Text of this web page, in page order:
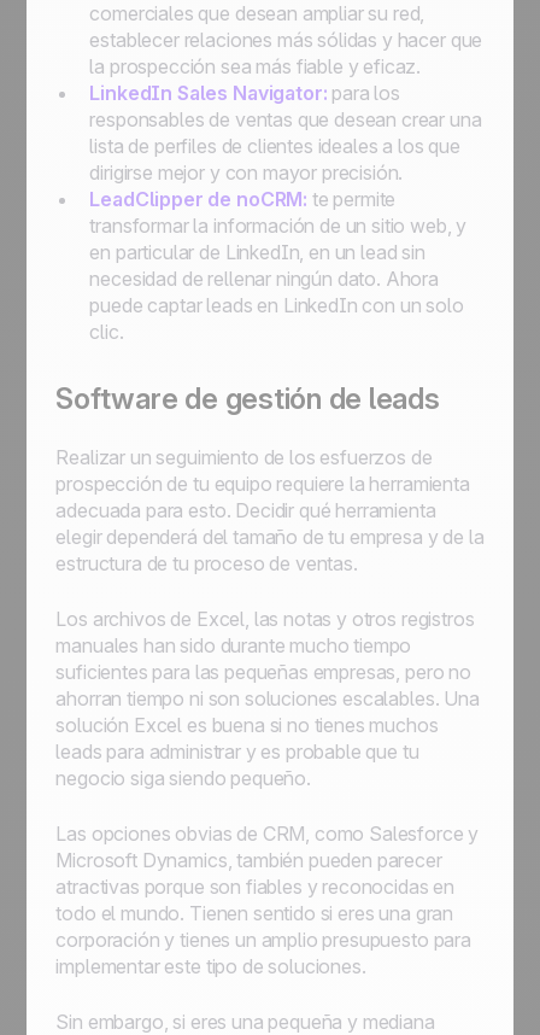
comerciales que desean ampliar su red,
establecer relaciones más sólidas y hacer que
la prospección sea más fiable y eficaz.
LinkedIn Sales Navigator: para los
responsables de ventas que desean crear una
lista de perfiles de clientes ideales a los que
dirigirse mejor y con mayor precisión.
LeadClipper de noCRM: te permite
transformar la información de un sitio web, y
en particular de LinkedIn, en un lead sin
necesidad de rellenar ningún dato. Ahora
puede captar leads en LinkedIn con un solo
clic.
Software de gestión de leads
Realizar un seguimiento de los esfuerzos de
prospección de tu equipo requiere la herramienta
adecuada para esto. Decidir qué herramienta
elegir dependerá del tamaño de tu empresa y de la
estructura de tu proceso de ventas.
Los archivos de Excel, las notas y otros registros
manuales han sido durante mucho tiempo
suficientes para las pequeñas empresas, pero no
ahorran tiempo ni son soluciones escalables. Una
solución Excel es buena si no tienes muchos
leads para administrar y es probable que tu
negocio siga siendo pequeño.
Las opciones obvias de CRM, como Salesforce y
Microsoft Dynamics, también pueden parecer
atractivas porque son fiables y reconocidas en
todo el mundo. Tienen sentido si eres una gran
corporación y tienes un amplio presupuesto para
implementar este tipo de soluciones.
Sin embargo, si eres una pequeña y mediana